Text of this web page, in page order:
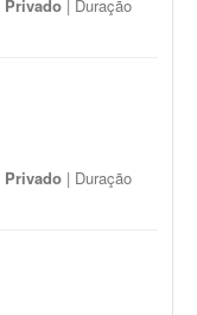
Privado | Duração
Privado | Duração